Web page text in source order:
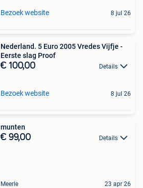
Bezoek website 8 jul 26
Nederland. 5 Euro 2005 Vredes Vijfje -
Eerste slag Proof
€ 100,00 Details
Bezoek website 8 jul 26
munten
€ 99,00 Details
Meerle 23 apr 26